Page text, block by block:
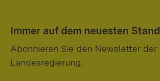
Immer auf dem neuesten Stand
Abonnieren Sie den Newsletter der
Landesregierung.